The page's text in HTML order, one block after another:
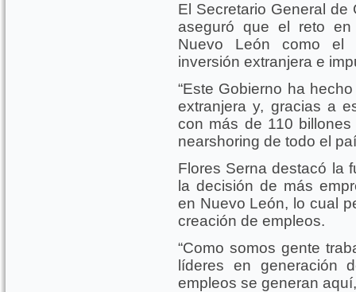
El Secretario General de
aseguró que el reto en
Nuevo León como el
inversión extranjera e
“Este Gobierno ha
extranjera y, gracias a
con más de 110
nearshoring de todo el
Flores Serna destacó la
la decisión de más
en Nuevo León, lo cual
creación de empleos.
“Como somos gente
líderes en generación
empleos se generan